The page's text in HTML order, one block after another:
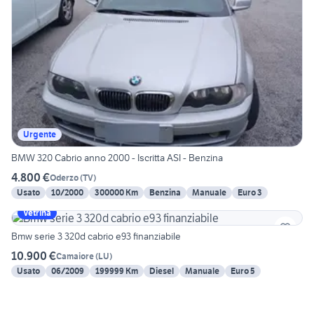
Urgente
BMW 320 Cabrio anno 2000 - Iscritta ASI - Benzina
4.800 €Oderzo(TV)
Usato
10/2000 300000 Km Benzina Manuale
Euro 3
Vetrina
Bmw serie 3 320d cabrio e93 finanziabile
10.900 €Camaiore(LU)
Usato
06/2009 199999 Km Diesel Manuale Euro 5